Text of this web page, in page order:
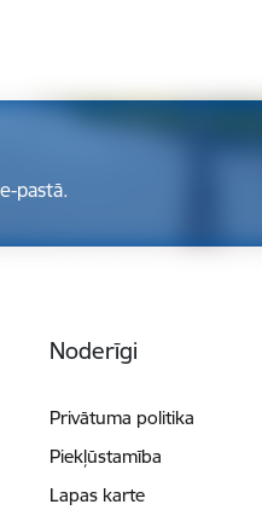
pastā.
Noderīgi
Privātuma politika
Piekļūstamība
Lapas karte